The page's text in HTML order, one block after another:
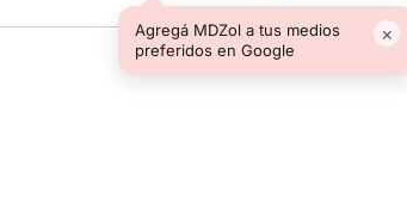
Agregá MDZol a tus medios
preferidos en Google
×